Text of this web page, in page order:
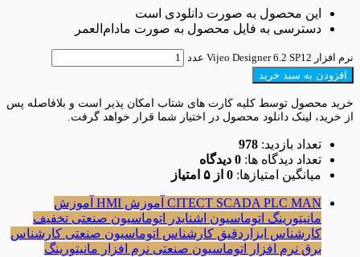
این محصول به صورت دانلودی است
دسترسی به فایل محصول به صورت مادام‌العمر
نرم افزار Vijeo Designer 6.2 SP12 عدد
افزودن به سبد خرید
خرید محصول توسط کلیه کارت های شتاب امکان پذیر است و بلافاصله پس
از خرید، لینک دانلود محصول در اختیار شما قرار خواهد گرفت.
تعداد بازدید: 978
تعداد دیدگاه ها: 0 دیدگاه
میانگین امتیازها: 0 از ۵ امتیاز
CITECT SCADA PLC MAN آموزش HMI
آموزش
مانیتورینگ اتوماسیون اشنایدر اتوماسیون صنعتی تخفیف
کارشناس ابزاردقیق کارشناس اتوماسیون صنعتی کارشناس
برق نرم افزار اتوماسیون صنعتی نرم افزار مانیتورینگ